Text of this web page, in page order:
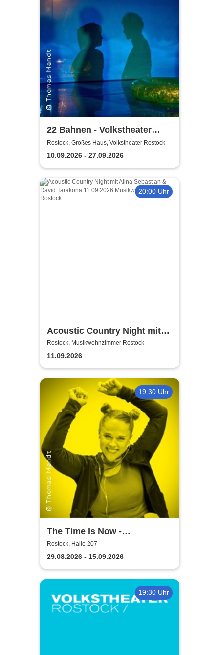
22 Bahnen - Volkstheater
Rostock
Rostock, Großes Haus, Volkstheater Rostock
10.09.2026 - 27.09.2026
20:00 Uhr
Acoustic Country Night mit
Alina Sebastian & David
Tarakona | Musikwohnzimmer
Rostock
Rostock, Musikwohnzimmer Rostock
11.09.2026
19:30 Uhr
The Time Is Now -
Volkstheater Rostock
Rostock, Halle 207
29.08.2026 - 15.09.2026
19:30 Uhr